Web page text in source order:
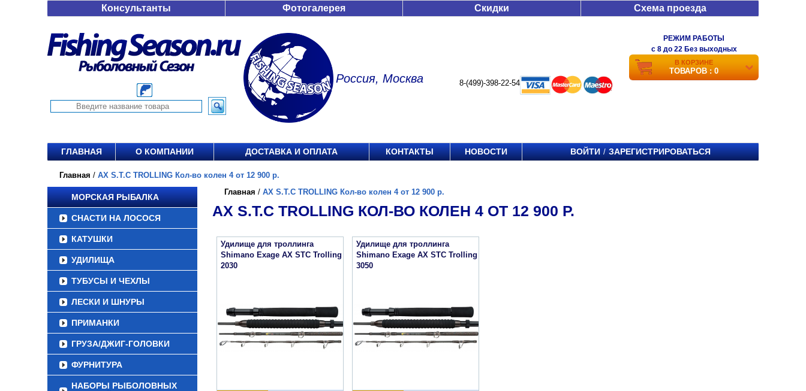
Консультанты Фотогалерея Скидки Схема проезда
Россия, Москва 8-(499)-398-22-54
РЕЖИМ РАБОТЫ
c 8 до 22 Без выходных
В КОРЗИНЕ
ТОВАРОВ : 0
ГЛАВНАЯ О КОМПАНИИ ДОСТАВКА И ОПЛАТА КОНТАКТЫ НОВОСТИ ВОЙТИ / ЗАРЕГИСТРИРОВАТЬСЯ
Главная / AX S.T.C TROLLING Кол-во колен 4 от 12 900 р.
МОРСКАЯ РЫБАЛКА
СНАСТИ НА ЛОСОСЯ
КАТУШКИ
УДИЛИЩА
ТУБУСЫ И ЧЕХЛЫ
ЛЕСКИ И ШНУРЫ
ПРИМАНКИ
ГРУЗА/ДЖИГ-ГОЛОВКИ
ФУРНИТУРА
НАБОРЫ РЫБОЛОВНЫХ
Главная / AX S.T.C TROLLING Кол-во колен 4 от 12 900 р.
AX S.T.C TROLLING КОЛ-ВО КОЛЕН 4 ОТ 12 900 Р.
Удилище для троллинга
Shimano Exage AX STC Trolling
2030
Удилище для троллинга
Shimano Exage AX STC Trolling
3050